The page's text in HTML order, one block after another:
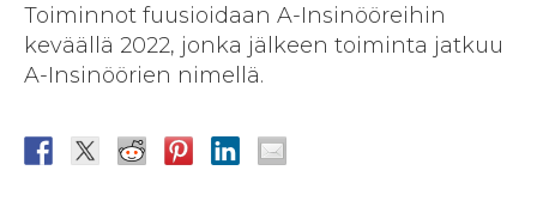
Toiminnot fuusioidaan A-Insinööreihin
keväällä 2022, jonka jälkeen toiminta jatkuu
A-Insinöörien nimellä.